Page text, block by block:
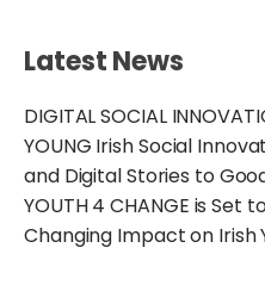
Latest News
DIGITAL SOCIAL
YOUNG Irish Social
and Digital Stories to
YOUTH 4 CHANGE is Set
Changing Impact on Irish